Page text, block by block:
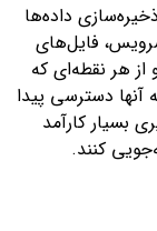
داده‌ها
فایل‌های
هر نقطه‌ای که
آنها دسترسی پیدا
بسیار کارآمد
کنند.